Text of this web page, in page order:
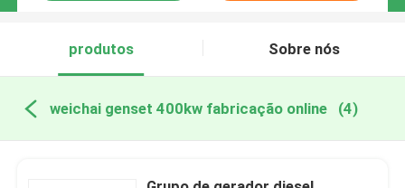
produtos Sobre nós
weichai genset 400kw fabricação online (4)